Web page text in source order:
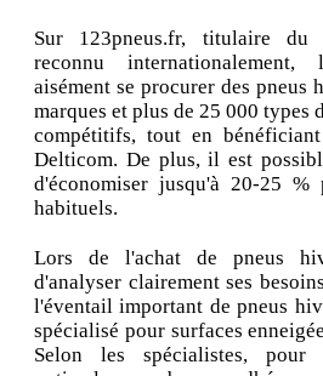
Sur 123pneus.fr, titulaire
reconnu
aisément se procurer des pneus
marques et plus de 25 000 types
compétitifs, tout en
Delticom. De plus, il est
d'économiser jusqu'à 20-25
habituels.
Lors de l'achat de pneus
d'analyser clairement ses
l'éventail important de pneus
spécialisé pour surfaces
Selon les spécialistes, pour